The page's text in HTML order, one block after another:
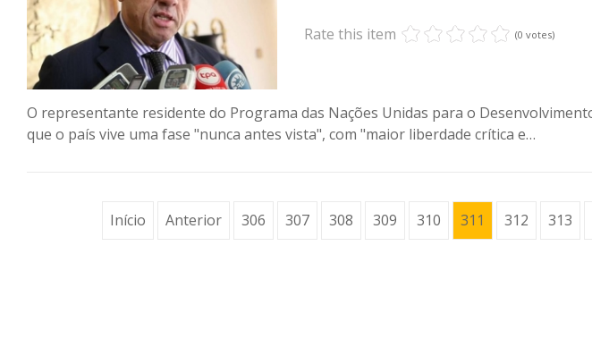
Rate this item (0 votes)
O representante residente do Programa das Nações Unidas para o
que o país vive uma fase "nunca antes vista", com "maior liberdade crítica e…
Início Anterior 306 307 308 309 310 311 312 313